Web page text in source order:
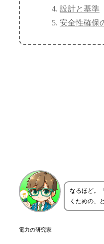
設計と基準
安全性確保
電力の研究家
なるほど。
くための、